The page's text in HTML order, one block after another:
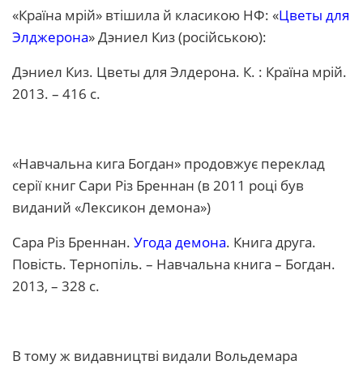
«Країна мрій» втішила й класикою НФ: «Цветы для
Элджерона» Дэниел Киз (російською):
Дэниел Киз. Цветы для Элдерона. К. : Країна мрій.
2013. – 416 с.
«Навчальна кига Богдан» продовжує переклад
серії книг Сари Різ Бреннан (в 2011 році був
виданий «Лексикон демона»)
Сара Різ Бреннан. Угода демона. Книга друга.
Повість. Тернопіль. – Навчальна книга – Богдан.
2013, – 328 с.
В тому ж видавництві видали Вольдемара